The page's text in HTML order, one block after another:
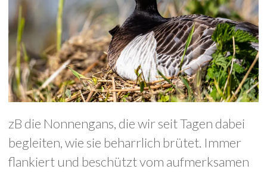
zB die Nonnengans, die wir seit Tagen dabei
begleiten, wie sie beharrlich brütet. Immer
flankiert und beschützt vom aufmerksamen